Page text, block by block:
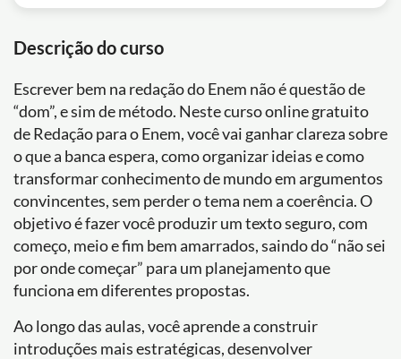
Descrição do curso
Escrever bem na redação do Enem não é questão de
“dom”, e sim de método. Neste curso online gratuito
de Redação para o Enem, você vai ganhar clareza sobre
o que a banca espera, como organizar ideias e como
transformar conhecimento de mundo em argumentos
convincentes, sem perder o tema nem a coerência. O
objetivo é fazer você produzir um texto seguro, com
começo, meio e fim bem amarrados, saindo do “não sei
por onde começar” para um planejamento que
funciona em diferentes propostas.
Ao longo das aulas, você aprende a construir
introduções mais estratégicas, desenvolver